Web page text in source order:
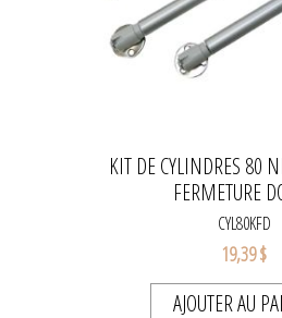
KIT DE CYLINDRES 80
FERMETURE
CYL80KFD
19,39 $
AJOUTER AU